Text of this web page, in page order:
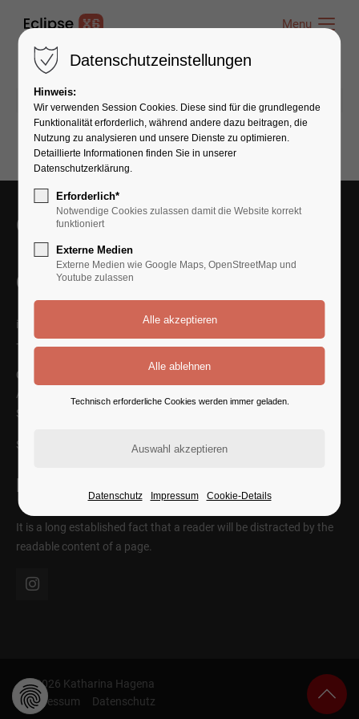
Menu
Get in Touch With Us
Contact Us
info@yourmail.com
+01 444 888 424
Cybersteel Inc.
Address: 376-293 City Road, Suite 600
San Francisco, CA 94102
SEE ON MAP
Follow Us
It is a long established fact that a reader will be distracted by the
readable content of a page.
© 2026 Katharina Hagena
Impressum
Datenschutz
Datenschutzeinstellungen
Hinweis:
Wir verwenden Session Cookies. Diese sind für die grundlegende
Funktionalität erforderlich, während andere dazu beitragen, die
Nutzung zu analysieren und unsere Dienste zu optimieren.
Detaillierte Informationen finden Sie in unserer
Datenschutzerklärung.
Erforderlich*
Notwendige Cookies zulassen damit die Website korrekt
funktioniert
Externe Medien
Externe Medien wie Google Maps, OpenStreetMap und
Youtube zulassen
Technisch erforderliche Cookies werden immer geladen.
Datenschutz Impressum Cookie-Details
Menu